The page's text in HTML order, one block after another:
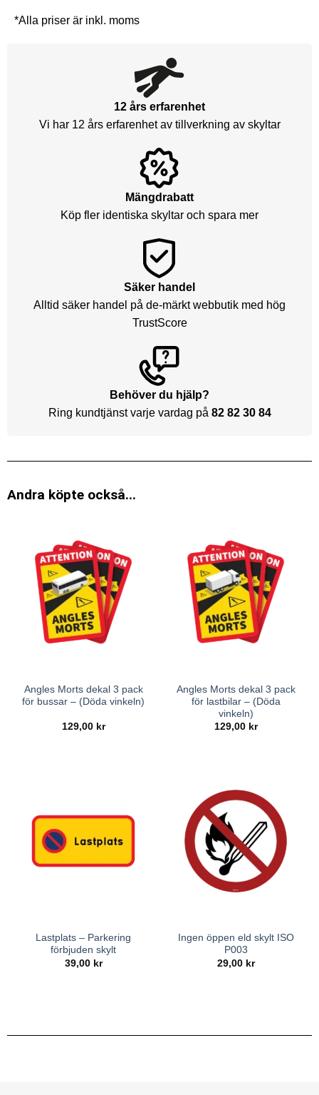
*Alla priser är inkl. moms
12 års erfarenhet
Vi har 12 års erfarenhet av tillverkning av skyltar
Mängdrabatt
Köp fler identiska skyltar och spara mer
Säker handel
Alltid säker handel på de-märkt webbutik med hög
TrustScore
Behöver du hjälp?
Ring kundtjänst varje vardag på 82 82 30 84
Andra köpte också...
Angles Morts dekal 3 pack
för bussar – (Döda vinkeln)
129,00 kr
Angles Morts dekal 3 pack
för lastbilar – (Döda
vinkeln)
129,00 kr
Lastplats – Parkering
förbjuden skylt
39,00 kr
Ingen öppen eld skylt ISO
P003
29,00 kr